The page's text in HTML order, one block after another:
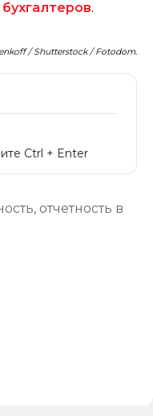
.
/ Shutterstock / Fotodom.
Ctrl + Enter
, отчетность в